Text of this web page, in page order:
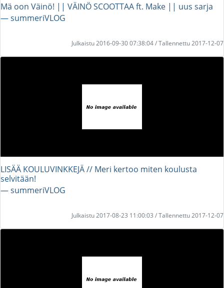
Mä oon Väinö! || VÄINÖ SCOOTTAA ft. Make || uus sarja
― summeriVLOG
Julkaistu 2016-09-30 07:38:04 / Tallennettu 2017-12-07
LISÄÄ KOULUVINKKEJÄ // Meri kertoo miten koulusta
selvitään!
― summeriVLOG
Julkaistu 2017-08-23 11:00:03 / Tallennettu 2017-12-07